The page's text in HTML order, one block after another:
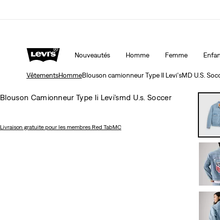
Nouveautés Homme Femme
VêtementsHommeBlouson camionneur Type II Levi'sMD U.S.
Blouson Camionneur Type Ii Levi'smd U.s. Soccer
Livraison gratuite pour les membres Red TabMC